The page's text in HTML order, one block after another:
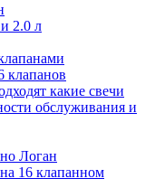
2.0 л
клапанов
какие свечи
обслуживания и
Логан
16 клапанном